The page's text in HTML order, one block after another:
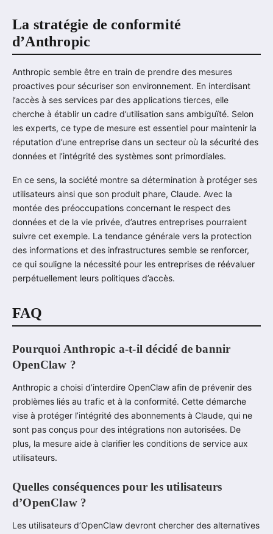
La stratégie de conformité
d’Anthropic
Anthropic semble être en train de prendre des mesures
proactives pour sécuriser son environnement. En interdisant
l’accès à ses services par des applications tierces, elle
cherche à établir un cadre d’utilisation sans ambiguïté. Selon
les experts, ce type de mesure est essentiel pour maintenir la
réputation d’une entreprise dans un secteur où la sécurité des
données et l’intégrité des systèmes sont primordiales.
En ce sens, la société montre sa détermination à protéger ses
utilisateurs ainsi que son produit phare, Claude. Avec la
montée des préoccupations concernant le respect des
données et de la vie privée, d’autres entreprises pourraient
suivre cet exemple. La tendance générale vers la protection
des informations et des infrastructures semble se renforcer,
ce qui souligne la nécessité pour les entreprises de réévaluer
perpétuellement leurs politiques d’accès.
FAQ
Pourquoi Anthropic a-t-il décidé de bannir
OpenClaw ?
Anthropic a choisi d’interdire OpenClaw afin de prévenir des
problèmes liés au trafic et à la conformité. Cette démarche
vise à protéger l’intégrité des abonnements à Claude, qui ne
sont pas conçus pour des intégrations non autorisées. De
plus, la mesure aide à clarifier les conditions de service aux
utilisateurs.
Quelles conséquences pour les utilisateurs
d’OpenClaw ?
Les utilisateurs d’OpenClaw devront chercher des alternatives